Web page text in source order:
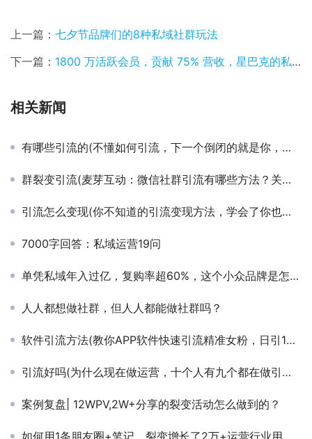
上一篇： 七夕节品牌们的8种私域社群玩法
下一篇： 1800 万活跃会员，贡献 75% 营收，星巴克的私域生
相关新闻
有哪些引流的(不懂如何引流，下一个倒闭的就是你，引流10大技巧)
群裂变引流(麦芽互动：微信社群引流有哪些方法？关键要看这三点)
引流怎么变现(你不知道的引流变现方法，学会了你也可以月入十万)
7000字回答：私域运营19问
单凭私域年入过亿，复购率超60%，这个小众品牌是怎么做的？
人人都想做社群，但人人都能做社群吗？
软件引流方法(教你APP软件快速引流精准女粉，日引1000+)
引流好吗(为什么现在做运营，十个人有九个都在做引流？它到底有什么好处？)
案例复盘| 12WPV,2W+分享的裂变活动怎么做到的？
如何用1条朋友圈+笔记，裂变增长了2万+运营行业用户？